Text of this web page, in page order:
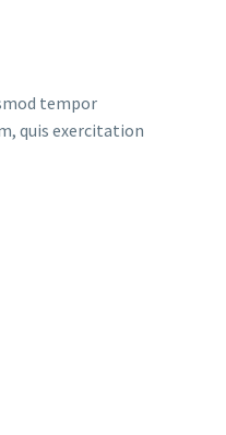
tempor
quis exercitation